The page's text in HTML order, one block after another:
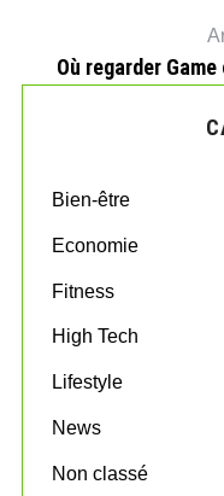
Où regarder
Bien-être
Economie
Fitness
High Tech
Lifestyle
News
Non classé